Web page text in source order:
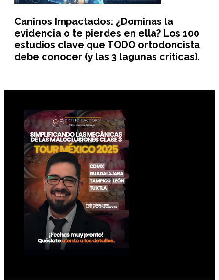
Caninos Impactados: ¿Dominas la
evidencia o te pierdes en ella? Los 100
estudios clave que TODO ortodoncista
debe conocer (y las 3 lagunas críticas).
Footer